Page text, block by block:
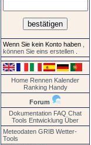
Wenn Sie kein Konto haben
können Sie eins erstellen
Home Rennen Kalender
Ranking Handy
Forum
Dokumentation FAQ Chat
Tools Entwicklung Über
Meteodaten GRIB Wetter-
Tools